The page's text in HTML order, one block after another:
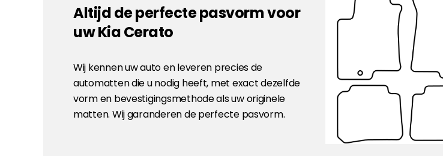
Altijd de perfecte pasvorm voor
uw Kia Cerato
Wij kennen uw auto en leveren precies de
automatten die u nodig heeft, met exact dezelfde
vorm en bevestigingsmethode als uw originele
matten. Wij garanderen de perfecte pasvorm.